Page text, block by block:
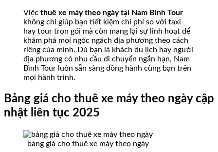
Việc thuê xe máy theo ngày tại Nam Bình Tour
không chỉ giúp bạn tiết kiệm chi phí so với taxi
hay tour trọn gói mà còn mang lại sự linh hoạt để
khám phá mọi ngóc ngách địa phương theo cách
riêng của mình. Dù bạn là khách du lịch hay người
địa phương có nhu cầu di chuyển ngắn hạn, Nam
Bình Tour luôn sẵn sàng đồng hành cùng bạn trên
mọi hành trình.
Bảng giá cho thuê xe máy theo ngày cập
nhật liên tục 2025
bảng giá cho thuê xe máy theo ngày